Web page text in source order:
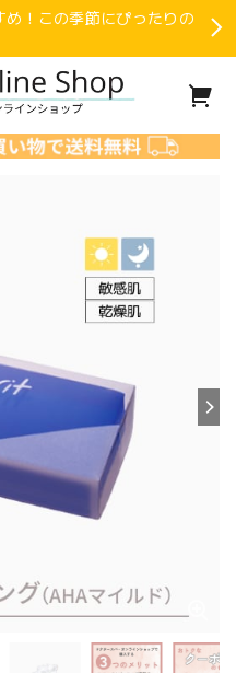
！この季節にぴったりの